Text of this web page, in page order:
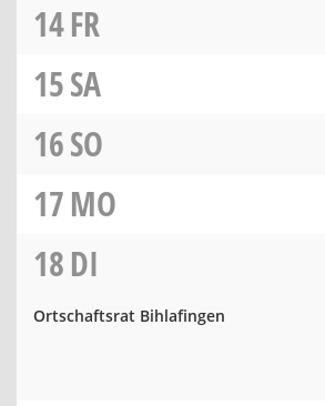
14FR
15SA
16SO
17MO
18DI
Ortschaftsrat Bihlafingen